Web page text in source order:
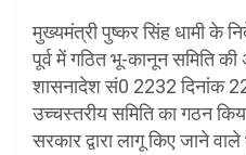
मुख्यमंत्री पुष्कर सिंह धामी के
पूर्व में गठित भू-कानून समिति की
शासनादेश सं0 2232 दिनांक 22
उच्चस्तरीय समिति का गठन
सरकार द्वारा लागू किए जाने